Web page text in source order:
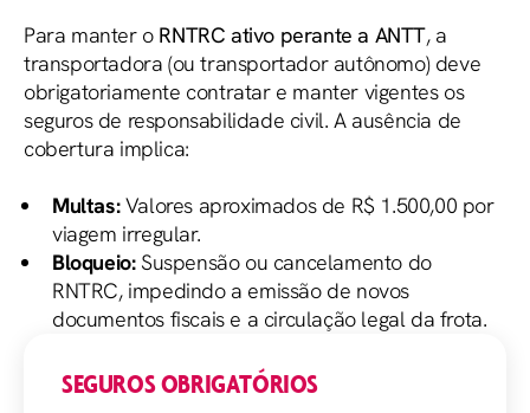
Para manter o RNTRC ativo perante a ANTT, a
transportadora (ou transportador autônomo) deve
obrigatoriamente contratar e manter vigentes os
seguros de responsabilidade civil. A ausência de
cobertura implica:
Multas:Valores aproximados de R$ 1.500,00 por
viagem irregular.
Bloqueio:Suspensão ou cancelamento do
RNTRC, impedindo a emissão de novos
documentos fiscais e a circulação legal da frota.
SEGUROS OBRIGATÓRIOS